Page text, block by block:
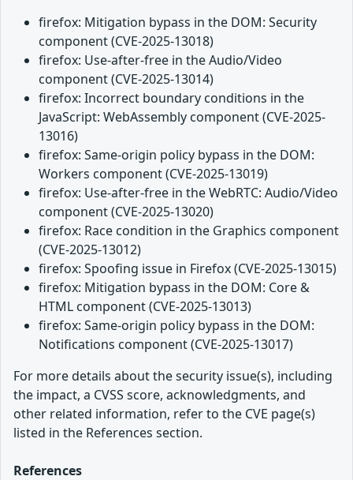
firefox: Mitigation bypass in the DOM: Security
component (CVE-2025-13018)
firefox: Use-after-free in the Audio/Video
component (CVE-2025-13014)
firefox: Incorrect boundary conditions in the
JavaScript: WebAssembly component (CVE-2025-
13016)
firefox: Same-origin policy bypass in the DOM:
Workers component (CVE-2025-13019)
firefox: Use-after-free in the WebRTC: Audio/Video
component (CVE-2025-13020)
firefox: Race condition in the Graphics component
(CVE-2025-13012)
firefox: Spoofing issue in Firefox (CVE-2025-13015)
firefox: Mitigation bypass in the DOM: Core &
HTML component (CVE-2025-13013)
firefox: Same-origin policy bypass in the DOM:
Notifications component (CVE-2025-13017)
For more details about the security issue(s), including
the impact, a CVSS score, acknowledgments, and
other related information, refer to the CVE page(s)
listed in the References section.
References